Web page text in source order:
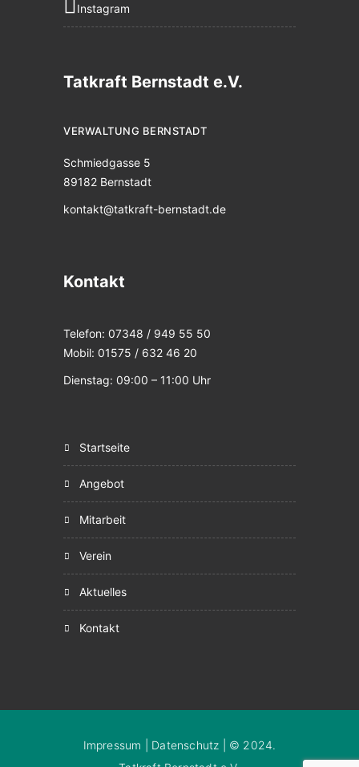
Instagram
Tatkraft Bernstadt e.V.
VERWALTUNG BERNSTADT
Schmiedgasse 5
89182 Bernstadt
kontakt@tatkraft-bernstadt.de
Kontakt
Telefon: 07348 / 949 55 50
Mobil: 01575 / 632 46 20
Dienstag: 09:00 – 11:00 Uhr
startseite
angebot
mitarbeit
verein
aktuelles
kontakt
Impressum Datenschutz | © 2024.